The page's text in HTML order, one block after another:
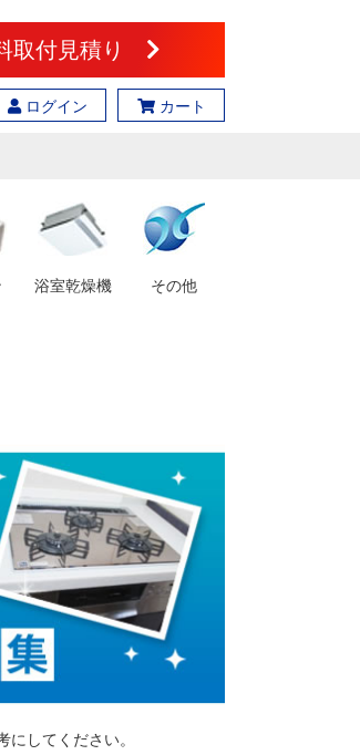
取付見積り
ログイン カート
浴室乾燥機 その他
してください。